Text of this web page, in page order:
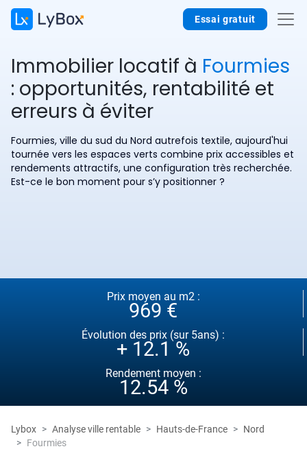
Essai gratuit
Immobilier locatif à Fourmies
: opportunités, rentabilité et
erreurs à éviter
Fourmies, ville du sud du Nord autrefois textile, aujourd'hui
tournée vers les espaces verts combine prix accessibles et
rendements attractifs, une configuration très recherchée.
Est-ce le bon moment pour s’y positionner ?
Prix moyen au m2 :
969 €
Évolution des prix (sur 5ans) :
+ 12.1 %
Rendement moyen :
12.54 %
Lybox Analyse ville rentable Hauts-de-France
Nord
Fourmies